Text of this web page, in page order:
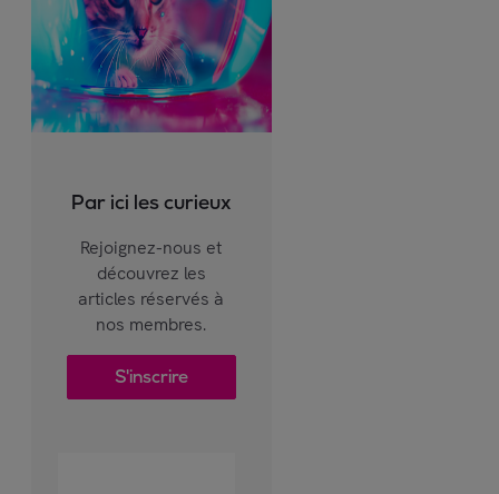
Par ici les curieux
Rejoignez-nous et
découvrez les
articles réservés à
nos membres.
S'inscrire